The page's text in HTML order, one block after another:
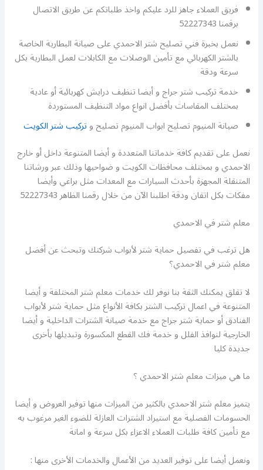
فريق العملاء جاهز للرد عليكم واخذ طلباتكم عن طريق الاتصال
برقمنا 52227343
نعمل بخبرة فني تصليح شتر الاحمدي على صيانة البطارية الخاصة
بالشتر الكهربائي مع تأمين الوصلات مع الكابلات لعمل البطارية بكل
سرعة ودقة
خدمة تركيب شتر جراج و أيضا تنظيف درايش كهربائية أو عادية
بمختلف المقاسات بأفضل انواع مواد التنظيف المستوردة
صيانة المنيوم تصليح ابواب المنيوم تصليح وتركيب شتر الكويت
نعمل على تقديم كافة خدماتنا المتعددة و أيضا المتنوعة داخل أو خارج
الاحمدي و بمختلف محافظات الكويت و ضواحيها وذلك عبر ورشاتنا
المتنقلة المجهزة بأحدث السيارات مع المعدات مثل براغي وأيضا
مفكات بكل اتقان ودقة اطلبنا الآن من خلال رقمنا الظاهر 52227343
معلم شتر في الاحمدي
هل ترغب في تفصيل حماية شتر لأبواب شركتك وتبحث عن أفضل
معلم شتر في الاحمدي؟
لا تقلق يمكنك الثقة بنا نوفر لك خدمات معلم شتر المختلفة و أيضا
المتنوعة في اعمال تركيب الشتر بكافة الأنواع مثل حماية شتر لأبواب
الفنادق أو حماية شتر جراج مع خدمة صيانة الشترات الداخلية و أيضا
الخارجية لنوافذ الفلل و خدمة فك القطع المكسورة وتبديلها بأخرى
جديدة كليا
ما هي ميزات معلم شتر الاحمدي ؟
يتميز معلم شتر الاحمدي بالكثير من الميزات منها توفير العروض و أيضا
الحسومات الفصلية مع استيراد الشترات العازلة للضوء الغير مرغوب به
مع تأمين كافة طلبات العملاء الاعزاء بكل سرعة و امانة
ونعمل أيضا على توفير العديد من الأعمال والخدمات الأخرى منها :